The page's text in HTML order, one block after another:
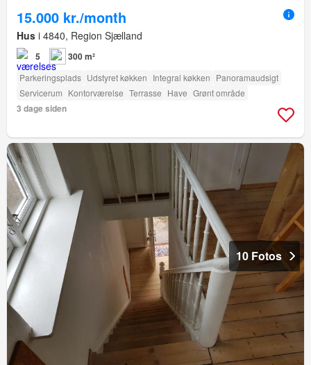
15.000 kr./month
Hus i 4840, Region Sjælland
5 300 m²
Parkeringsplads Udstyret køkken Integral køkken Panoramaudsigt
Servicerum Kontorværelse Terrasse Have Grønt område
3 dage siden
10 Fotos